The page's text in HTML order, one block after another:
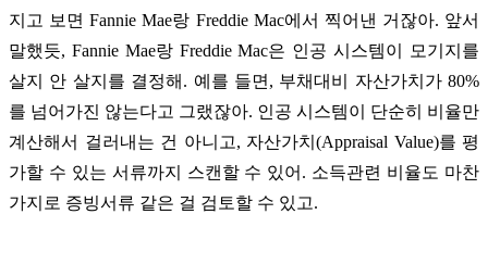
지고 보면 Fannie Mae랑 Freddie Mac에서 찍어낸 거잖아. 앞서
말했듯, Fannie Mae랑 Freddie Mac은 인공 시스템이 모기지를
살지 안 살지를 결정해. 예를 들면, 부채대비 자산가치가 80%
를 넘어가진 않는다고 그랬잖아. 인공 시스템이 단순히 비율만
계산해서 걸러내는 건 아니고, 자산가치(Appraisal Value)를 평
가할 수 있는 서류까지 스캔할 수 있어. 소득관련 비율도 마찬
가지로 증빙서류 같은 걸 검토할 수 있고.